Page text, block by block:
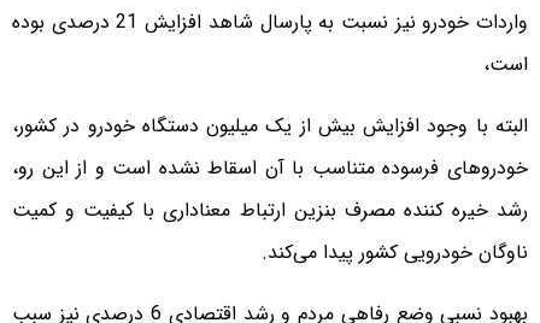
واردات خودرو نیز نسبت به پارسال شاهد افزایش 21 درصدی بوده
است،
البته با وجود افزایش بیش از یک میلیون دستگاه خودرو در کشور،
خودروهای فرسوده متناسب با آن اسقاط نشده است و از این رو،
رشد خیره کننده مصرف بنزین ارتباط معناداری با کیفیت و کمیت
ناوگان خودرویی کشور پیدا می‌کند.
بهبود نسبی وضع رفاهی مردم و رشد اقتصادی 6 درصدی نیز سبب